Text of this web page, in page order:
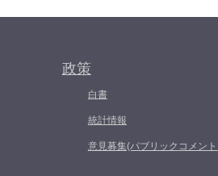
政策
白書
統計情報
意見募集(パブリックコメント